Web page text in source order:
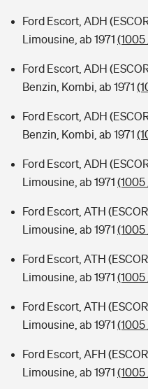
Ford Escort, ADH
Limousine, ab 1971 (1005
Ford Escort, ADH
Benzin, Kombi, ab 1971
Ford Escort, ADH
Benzin, Kombi, ab 1971
Ford Escort, ADH
Limousine, ab 1971 (1005
Ford Escort, ATH
Limousine, ab 1971 (1005
Ford Escort, ATH
Limousine, ab 1971 (1005
Ford Escort, ATH
Limousine, ab 1971 (1005
Ford Escort, AFH
Limousine, ab 1971 (1005